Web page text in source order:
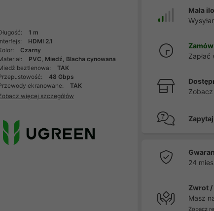
1 m
HDMI 2.1
Czarny
PVC, Miedź, Blacha cynowana
beztlenowa:
TAK
48 Gbps
ekranowane:
TAK
więcej szczegółów
Mała
Zapłać
24
Zwrot
Masz
Zobacz